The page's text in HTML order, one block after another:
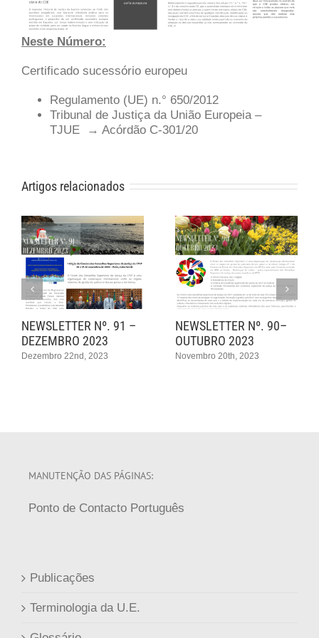
Neste Número:
Certificado sucessório europeu
Regulamento (UE) n.° 650/2012
Tribunal de Justiça da União Europeia –
TJUE → Acórdão C-301/20
Artigos relacionados
NEWSLETTER Nº. 91 –
DEZEMBRO 2023
Dezembro 22nd, 2023
NEWSLETTER Nº. 90–
OUTUBRO 2023
Novembro 20th, 2023
MANUTENÇÃO DAS PÁGINAS:
Ponto de Contacto Português
Publicações
Terminologia da U.E.